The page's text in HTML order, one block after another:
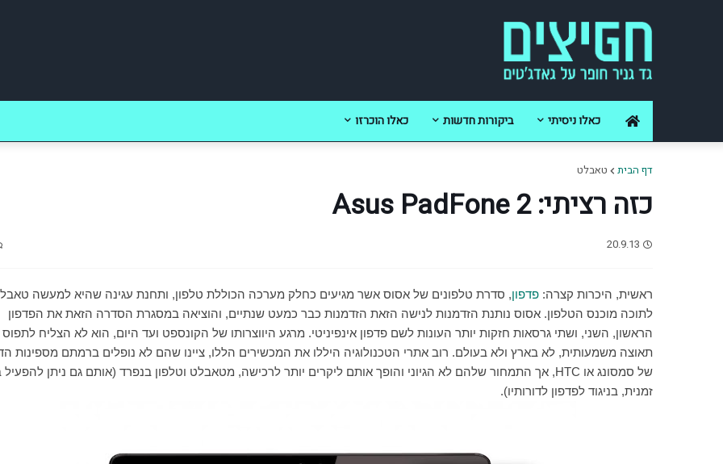
כאלו ניסיתי ביקורות חדשות כאלו הוכרזו
דף הבית טאבלט
כזה רציתי: Asus PadFone 2
20.9.13
ראשית, היכרות קצרה: פדפון, סדרת טלפונים של אסוס אשר מגיעים כחלק מערכה הכוללת טלפון, ותחנת עגינה שהיא למעשה
לתוכה מוכנס הטלפון. אסוס נותנת הזדמנות לנישה הזאת הזדמנות כבר כמעט שנתיים, והוציאה במסגרת הסדרה הזאת את הפדפון
הראשון, השני, ושתי גרסאות חזקות יותר העונות לשם פדפון אינפיניטי. מרגע היווצרותו של הקונספט ועד היום, הוא לא הצליח לתפוס
תאוצה משמעותית, לא בארץ ולא בעולם. רוב אתרי הטכנולוגיה היללו את המכשירים הללו, ציינו שהם לא נופלים ברמתם מספינות
של סמסונג או HTC, אך התמחור שלהם לא הגיוני והופך אותם ליקרים יותר לרכישה, מטאבלט וטלפון בנפרד (אותם גם ניתן להפעיל
זמנית, בניגוד לפדפון לדורותיו).